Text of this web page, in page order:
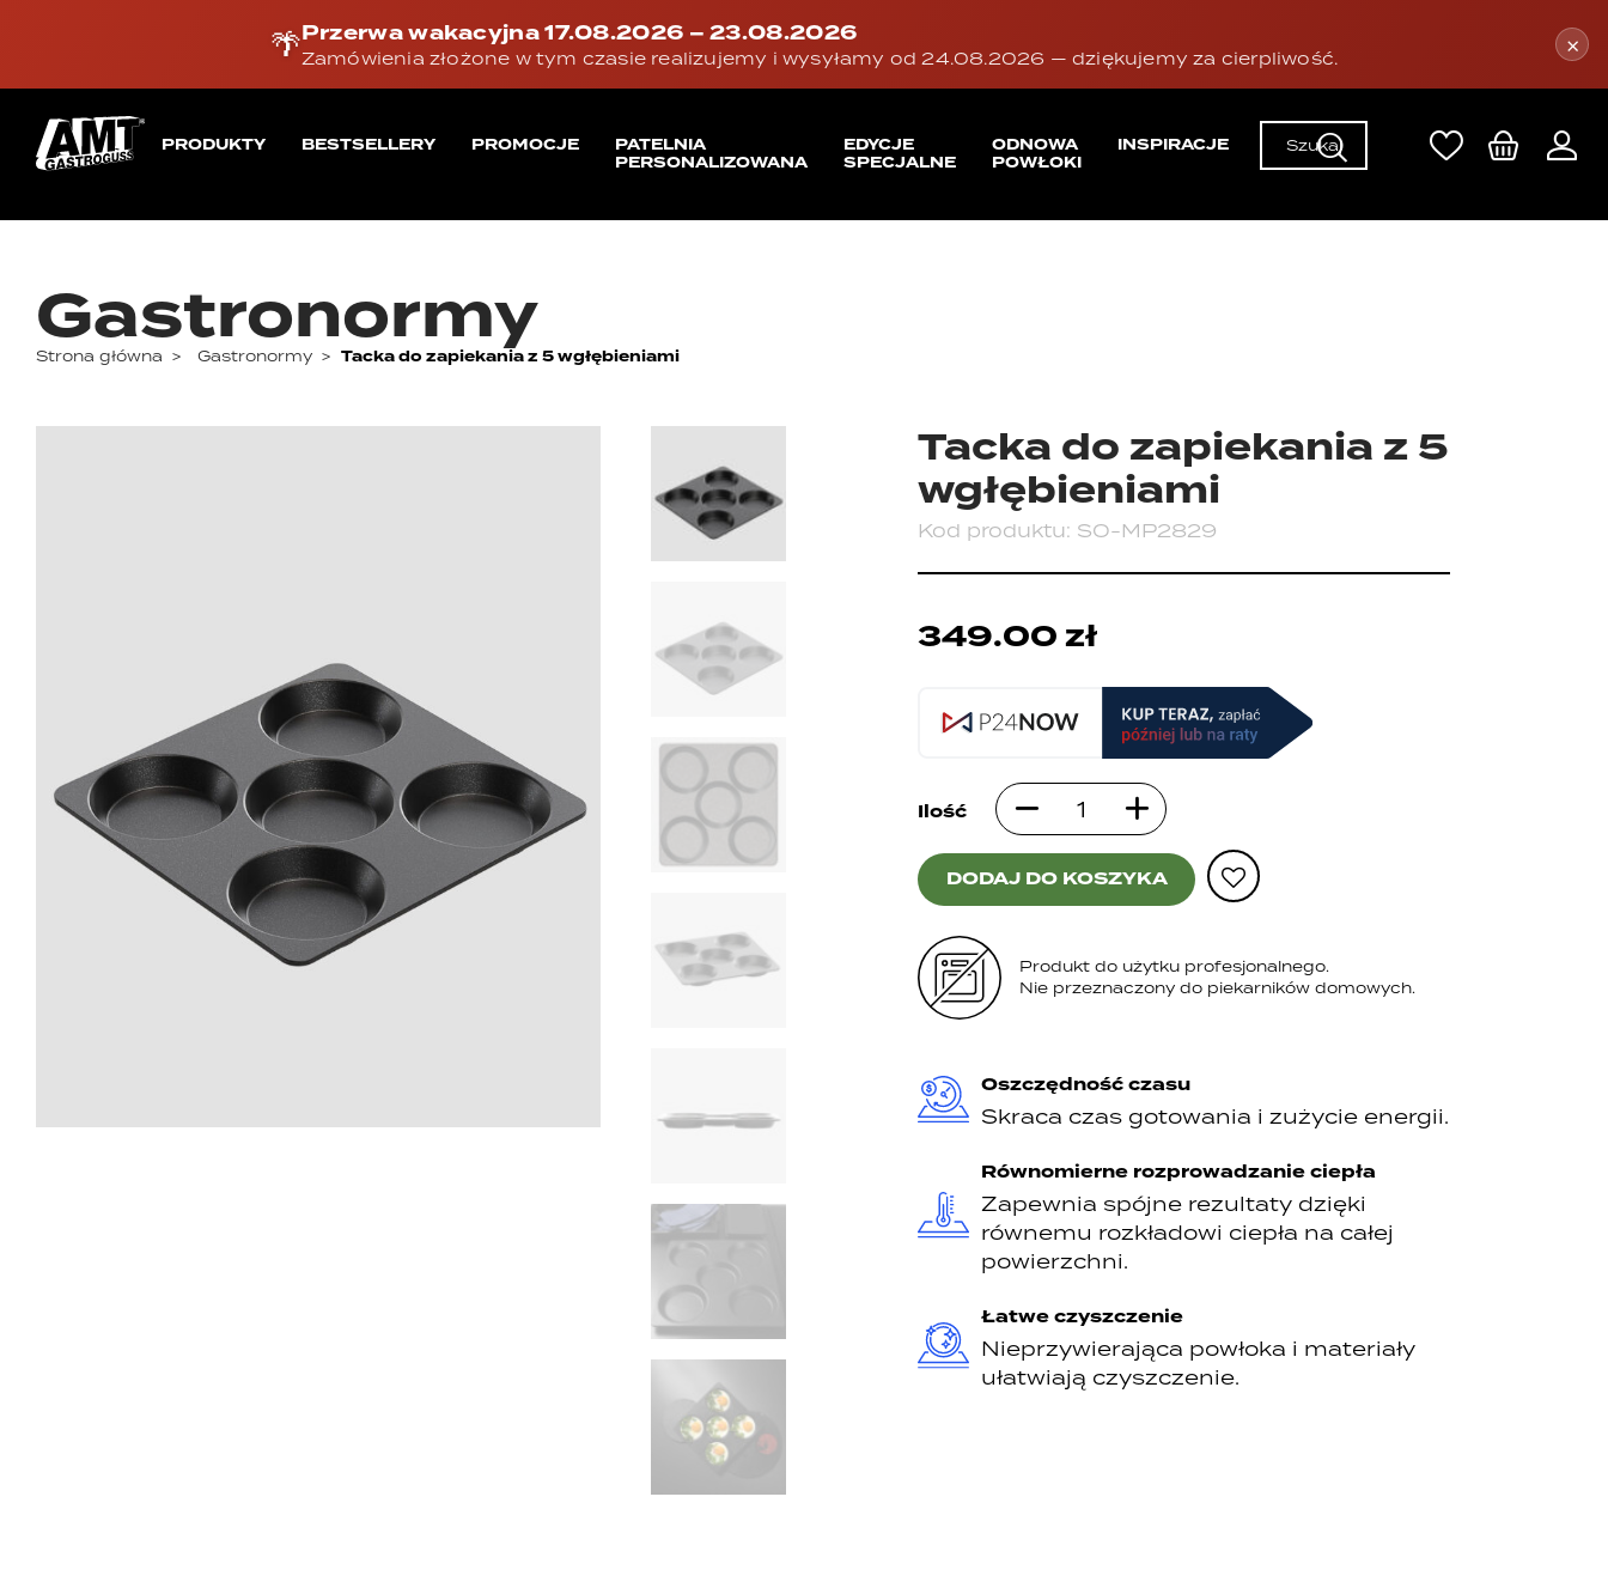
🌴Przerwa wakacyjna 17.08.2026 – 23.08.2026
Zamówienia złożone w tym czasie realizujemy i wysyłamy od 24.08.2026 — dziękujemy za cierpliwość. ×
PRODUKTY BESTSELLERY PROMOCJE
PATELNIA
PERSONALIZOWANA
EDYCJE
SPECJALNE
ODNOWA
POWŁOKI
INSPIRACJE
Gastronormy
Strona główna > Gastronormy > Tacka do zapiekania z 5 wgłębieniami
Tacka do zapiekania z 5
wgłębieniami
Kod produktu: SO-MP2829
349.00zł
Ilość
DODAJ DO KOSZYKA
Produkt do użytku profesjonalnego.
Nie przeznaczony do piekarników domowych.
Oszczędność czasu
Skraca czas gotowania i zużycie energii.
Równomierne rozprowadzanie ciepła
Zapewnia spójne rezultaty dzięki
równemu rozkładowi ciepła na całej
powierzchni.
Łatwe czyszczenie
Nieprzywierająca powłoka i materiały
ułatwiają czyszczenie.